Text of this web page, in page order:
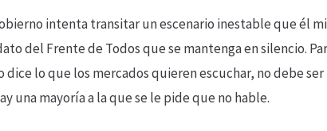
intenta transitar un escenario inestable que él
del Frente de Todos que se mantenga en silencio.
dice lo que los mercados quieren escuchar, no debe
una mayoría a la que se le pide que no hable.